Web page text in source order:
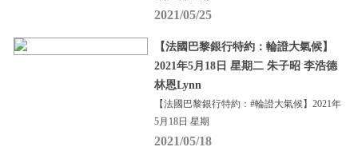
2021/05/25
【法國巴黎銀行特約：輪證大氣候】
2021年5月18日 星期二 朱子昭 李浩德
林恩Lynn
【法國巴黎銀行特約：#輪證大氣候】2021年
5月18日 星期
2021/05/18